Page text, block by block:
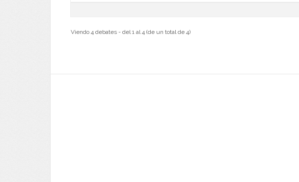
Viendo 4 debates - del 1 al 4 (de un total de 4)